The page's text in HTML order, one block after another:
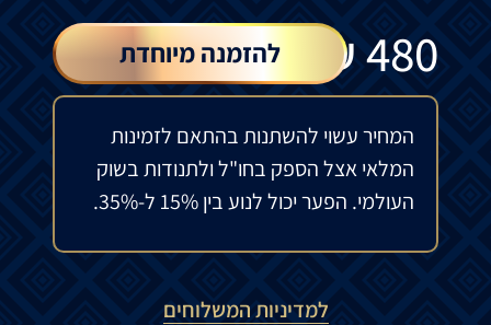
480
₪ להזמנה מיוחדת
המחיר עשוי להשתנות בהתאם לזמינות
המלאי אצל הספק בחו"ל ולתנודות בשוק
העולמי. הפער יכול לנוע בין 15% ל-35%.
למדיניות המשלוחים